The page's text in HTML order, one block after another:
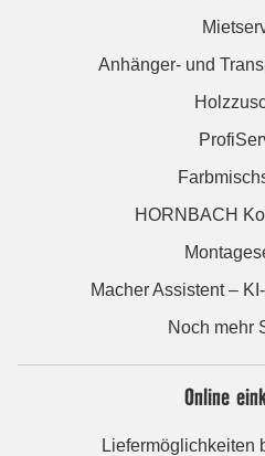
Anhänger- und
HORNBACH
Macher Assistent –
Noch mehr
Online
Liefermöglichkeiten